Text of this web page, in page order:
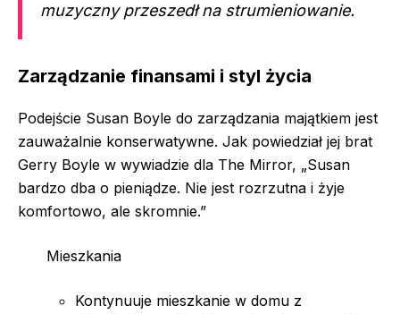
muzyczny przeszedł na strumieniowanie.
Zarządzanie finansami i styl życia
Podejście Susan Boyle do zarządzania majątkiem jest
zauważalnie konserwatywne. Jak powiedział jej brat
Gerry Boyle w wywiadzie dla The Mirror, „Susan
bardzo dba o pieniądze. Nie jest rozrzutna i żyje
komfortowo, ale skromnie.”
Mieszkania
Kontynuuje mieszkanie w domu z